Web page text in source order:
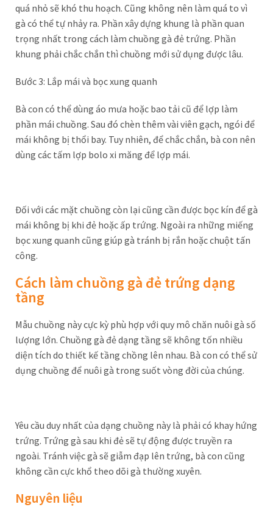
quá nhỏ sẽ khó thu hoạch. Cũng không nên làm quá to vì
gà có thể tự nhảy ra. Phần xây dựng khung là phần quan
trọng nhất trong cách làm chuồng gà đẻ trứng. Phần
khung phải chắc chắn thì chuồng mới sử dụng được lâu.
Bước 3: Lắp mái và bọc xung quanh
Bà con có thể dùng áo mưa hoặc bao tải cũ để lợp làm
phần mái chuồng. Sau đó chèn thêm vài viên gạch, ngói để
mái không bị thổi bay. Tuy nhiên, để chắc chắn, bà con nên
dùng các tấm lợp bolo xi măng để lợp mái.
Đối với các mặt chuồng còn lại cũng cần được bọc kín để gà
mái không bị khi đẻ hoặc ấp trứng. Ngoài ra những miếng
bọc xung quanh cũng giúp gà tránh bị rắn hoặc chuột tấn
công.
Cách làm chuồng gà đẻ trứng dạng
tầng
Mẫu chuồng này cực kỳ phù hợp với quy mô chăn nuôi gà số
lượng lớn. Chuồng gà đẻ dạng tầng sẽ không tốn nhiều
diện tích do thiết kế tầng chồng lên nhau. Bà con có thể sử
dụng chuồng để nuôi gà trong suốt vòng đời của chúng.
Yêu cầu duy nhất của dạng chuồng này là phải có khay hứng
trứng. Trứng gà sau khi đẻ sẽ tự động được truyền ra
ngoài. Tránh việc gà sẽ giẫm đạp lên trứng, bà con cũng
không cần cực khổ theo dõi gà thường xuyên.
Nguyên liệu